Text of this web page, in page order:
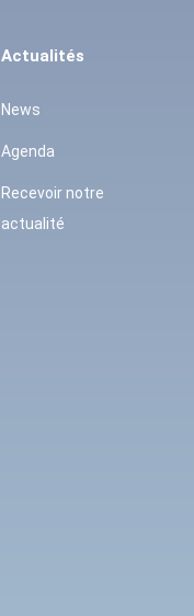
Actualités
News
Agenda
Recevoir notre
actualité